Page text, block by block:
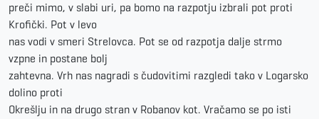
preči mimo, v slabi uri, pa bomo na razpotju izbrali pot proti
Krofički. Pot v levo
nas vodi v smeri Strelovca. Pot se od razpotja dalje strmo
vzpne in postane bolj
zahtevna. Vrh nas nagradi s čudovitimi razgledi tako v Logarsko
dolino proti
Okrešlju in na drugo stran v Robanov kot. Vračamo se po isti